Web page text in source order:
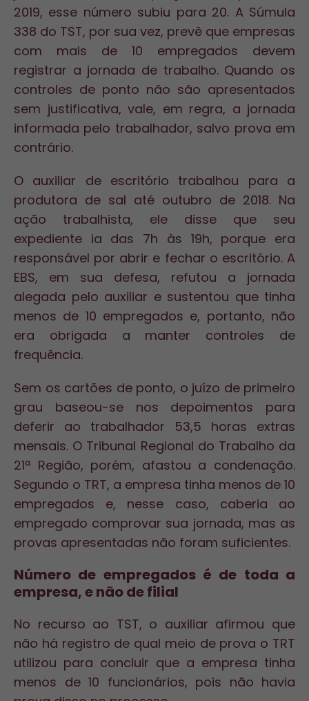
2019, esse número subiu para 20. A Súmula
338 do TST, por sua vez, prevê que empresas
com mais de 10 empregados devem
registrar a jornada de trabalho. Quando os
controles de ponto não são apresentados
sem justificativa, vale, em regra, a jornada
informada pelo trabalhador, salvo prova em
contrário.
O auxiliar de escritório trabalhou para a
produtora de sal até outubro de 2018. Na
ação trabalhista, ele disse que seu
expediente ia das 7h às 19h, porque era
responsável por abrir e fechar o escritório. A
EBS, em sua defesa, refutou a jornada
alegada pelo auxiliar e sustentou que tinha
menos de 10 empregados e, portanto, não
era obrigada a manter controles de
frequência.
Sem os cartões de ponto, o juízo de primeiro
grau baseou-se nos depoimentos para
deferir ao trabalhador 53,5 horas extras
mensais. O Tribunal Regional do Trabalho da
21ª Região, porém, afastou a condenação.
Segundo o TRT, a empresa tinha menos de 10
empregados e, nesse caso, caberia ao
empregado comprovar sua jornada, mas as
provas apresentadas não foram suficientes.
Número de empregados é de toda a
empresa, e não de filial
No recurso ao TST, o auxiliar afirmou que
não há registro de qual meio de prova o TRT
utilizou para concluir que a empresa tinha
menos de 10 funcionários, pois não havia